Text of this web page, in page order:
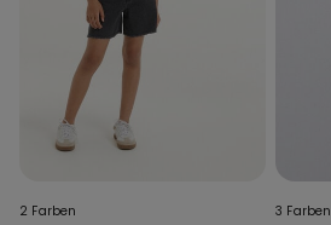
2 Farben 3 Farben